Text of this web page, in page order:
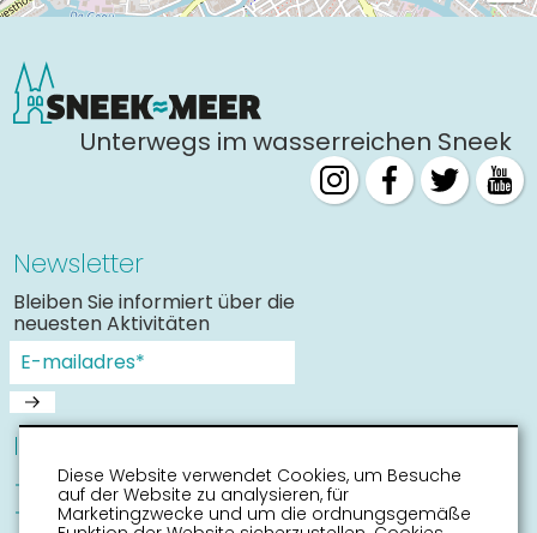
Unterwegs im wasserreichen Sneek
Newsletter
Bleiben Sie informiert über die
neuesten Aktivitäten
Informationen
Sneek mit Kinder
Sehenswürdigkeiten
Diese Website verwendet Cookies, um Besuche
auf der Website zu analysieren, für
Marketingzwecke und um die ordnungsgemäße